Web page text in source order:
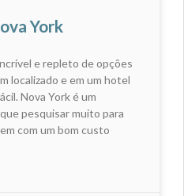
York
e repleto de opções
localizado e em um hotel
Nova York é um
pesquisar muito para
com um bom custo